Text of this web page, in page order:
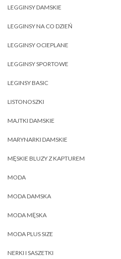
LEGGINSY DAMSKIE
LEGGINSY NA CO DZIEŃ
LEGGINSY OCIEPLANE
LEGGINSY SPORTOWE
LEGINSY BASIC
LISTONOSZKI
MAJTKI DAMSKIE
MARYNARKI DAMSKIE
MĘSKIE BLUZY Z KAPTUREM
MODA
MODA DAMSKA
MODA MĘSKA
MODA PLUS SIZE
NERKI I SASZETKI